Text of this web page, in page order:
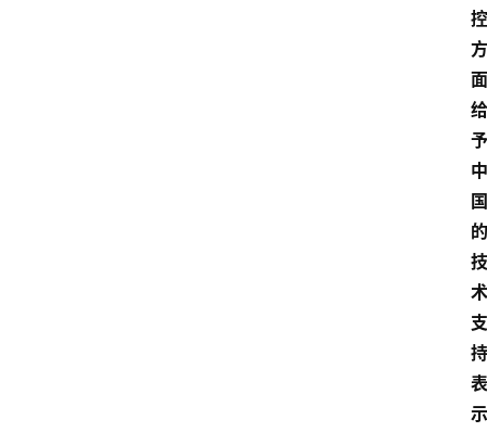
控
方
面
给
予
中
国
的
技
术
支
持
表
示